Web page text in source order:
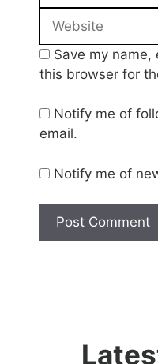
Save my
this browser for
Notify me of
email.
Notify me of